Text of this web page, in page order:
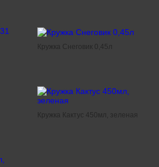
Кружка Снеговик 0,45л
Кружка Кактус 450мл, зеленая